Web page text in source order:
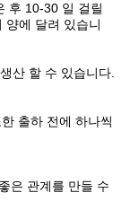
후 10-30 일 걸릴
양에 달려 있습니
산 할 수 있습니다.
출하 전에 하나씩
은 관계를 만들 수